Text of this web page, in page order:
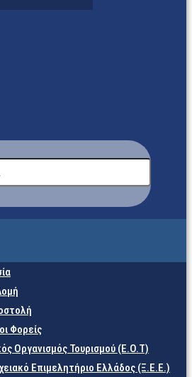
Φορείς
Οργανισμός Τουρισμού (Ε.Ο.Τ)
Επιμελητήριο Ελλάδος (Ξ.Ε.Ε.)